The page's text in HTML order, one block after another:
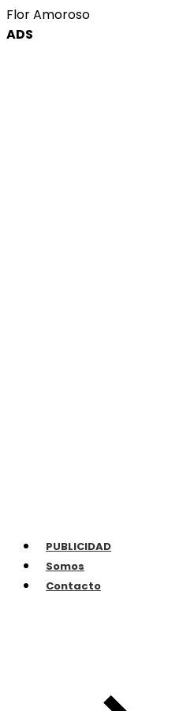
Flor Amoroso
ADS
PUBLICIDAD
Somos
Contacto